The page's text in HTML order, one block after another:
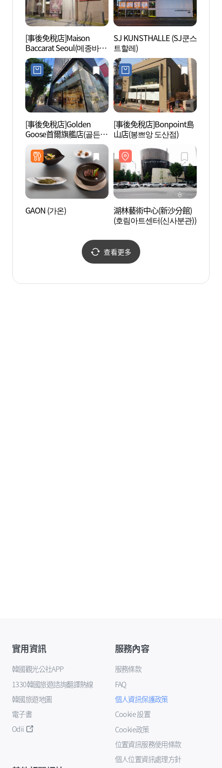
[事後免稅店]Maison
Baccarat Seoul(메종바카
라서울)
SJ KUNSTHALLE (SJ쿤스
트할레)
[事後免稅店]Golden
Goose首爾旗艦店(골든구
스 서울 플래그십)
[事後免稅店]Bonpoint島
山店(봉쁘앙 도산점)
GAON (가온)
湖林藝術中心(新沙分館)
(호림아트센터(신사분관))
查看更多
實用資訊
韓國觀光公社APP
1330韓國旅遊諮詢翻譯熱線
韓國旅遊地圖
電子書
Odii
服務內容
服務條款
FAQ
個人資訊保護政策
Cookie 設置
Cookie政策
位置資訊服務使用條款
個人位置資訊處理方針